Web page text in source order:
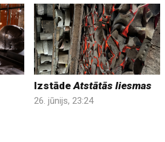
IzstādeAtstātās liesmas
26. jūnijs, 23:24